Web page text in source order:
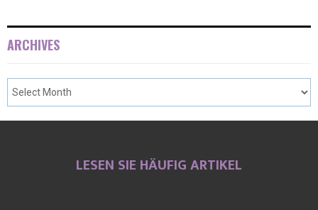
ARCHIVES
LESEN SIE HÄUFIG ARTIKEL